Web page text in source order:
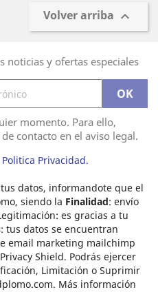
Volver arriba 
noticias y ofertas especiales
momento. Para ello,
contacto en el aviso legal.
Politica Privacidad.
datos, informandote que el
siendo la Finalidad: envío
es gracias a tu
: tus datos se encuentran
email marketing mailchimp
Shield. Podrás ejercer
Limitación o Suprimir
. Más información